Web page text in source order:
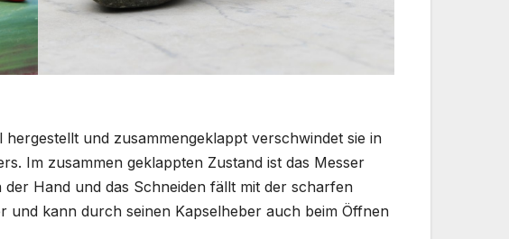
und zusammengeklappt verschwindet sie in
Im zusammen geklappten Zustand ist das Messer
der Hand und das Schneiden fällt mit der scharfen
und kann durch seinen Kapselheber auch beim Öffnen